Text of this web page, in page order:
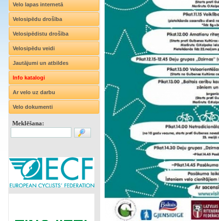
Velo lapas internetā
Velosipēdu drošība
Velosipēdistu drošība
Velosipēdu veidi
Jautājumi un atbildes
Info katalogi
Ar velo uz darbu
Velo dokumenti
Meklēšana: